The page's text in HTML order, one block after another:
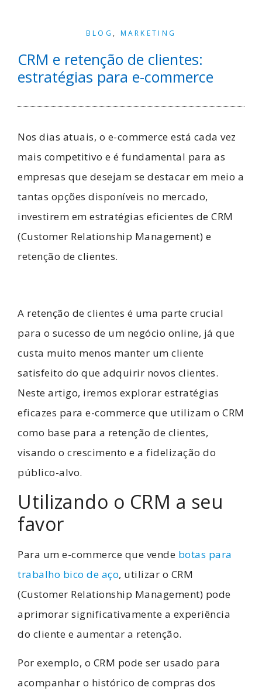
BLOG , MARKETING
CRM e retenção de clientes:
estratégias para e-commerce
Nos dias atuais, o e-commerce está cada vez
mais competitivo e é fundamental para as
empresas que desejam se destacar em meio a
tantas opções disponíveis no mercado,
investirem em estratégias eficientes de CRM
(Customer Relationship Management) e
retenção de clientes.
A retenção de clientes é uma parte crucial
para o sucesso de um negócio online, já que
custa muito menos manter um cliente
satisfeito do que adquirir novos clientes.
Neste artigo, iremos explorar estratégias
eficazes para e-commerce que utilizam o CRM
como base para a retenção de clientes,
visando o crescimento e a fidelização do
público-alvo.
Utilizando o CRM a seu
favor
Para um e-commerce que vende botas para
trabalho bico de aço, utilizar o CRM
(Customer Relationship Management) pode
aprimorar significativamente a experiência
do cliente e aumentar a retenção.
Por exemplo, o CRM pode ser usado para
acompanhar o histórico de compras dos